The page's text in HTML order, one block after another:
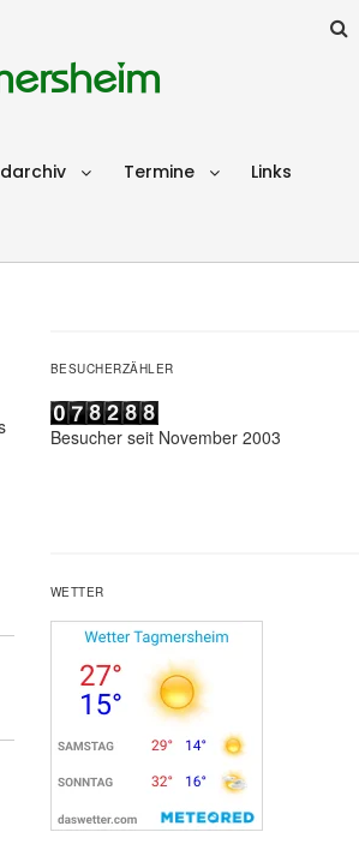
Termine Links
BESUCHERZÄHLER
Besucher seit November 2003
WETTER